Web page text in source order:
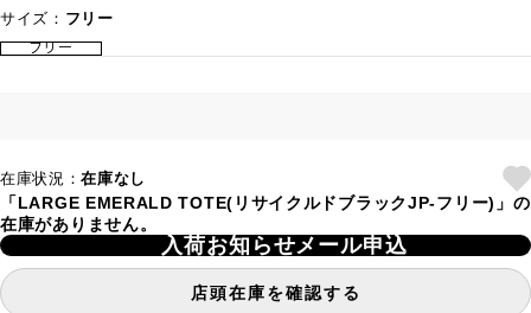
サイズ： フリー
フリー
在庫状況：在庫なし
「LARGE EMERALD TOTE(リサイクルドブラックJP-フリー)」の
在庫がありません。
入荷お知らせメール申込
店頭在庫を確認する